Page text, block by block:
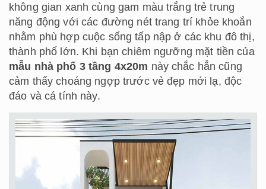
không gian xanh cùng gam màu trắng trẻ trung
năng động với các đường nét trang trí khỏe khoắn
nhằm phù hợp cuộc sống tấp nập ở các khu đô thị,
thành phố lớn. Khi bạn chiêm ngưỡng mặt tiền của
mẫu nhà phố 3 tầng 4x20m này chắc hẳn cũng
cảm thấy choáng ngợp trước vẻ đẹp mới lạ, độc
đáo và cá tính này.